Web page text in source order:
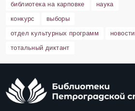
библиотека на карповке
наука
конкурс
выборы
отдел культурных программ
новости
тотальный диктант